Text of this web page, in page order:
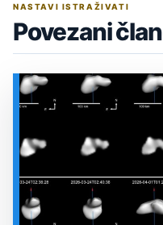
NASTAVI ISTRAŽIVATI
Povezani